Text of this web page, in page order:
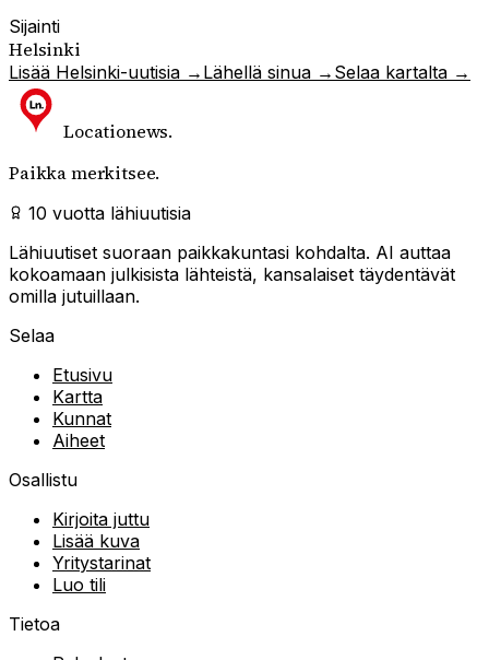
Sijainti
Helsinki
Lisää Helsinki-uutisia → Lähellä sinua → Selaa kartalta →
Locationews.
Paikka merkitsee.
10 vuotta lähiuutisia
Lähiuutiset suoraan paikkakuntasi kohdalta. AI auttaa
kokoamaan julkisista lähteistä, kansalaiset täydentävät
omilla jutuillaan.
Selaa
Etusivu
Kartta
Kunnat
Aiheet
Osallistu
Kirjoita juttu
Lisää kuva
Yritystarinat
Luo tili
Tietoa